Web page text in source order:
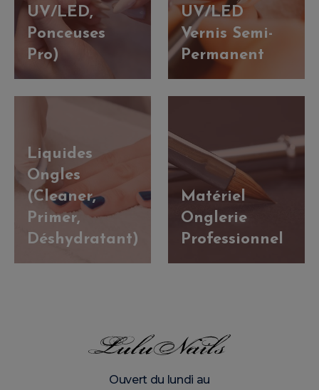
UV/LED,
Ponceuses
Pro)
UV/LED
Vernis Semi-
Permanent
Liquides
Ongles
(Cleaner,
Primer,
Déshydratant)
Matériel
Onglerie
Professionnel
Ouvert du lundi au